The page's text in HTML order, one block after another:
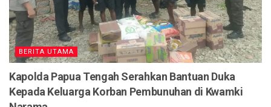
BERITA UTAMA
Kapolda Papua Tengah Serahkan Bantuan Duka
Kepada Keluarga Korban Pembunuhan di Kwamki